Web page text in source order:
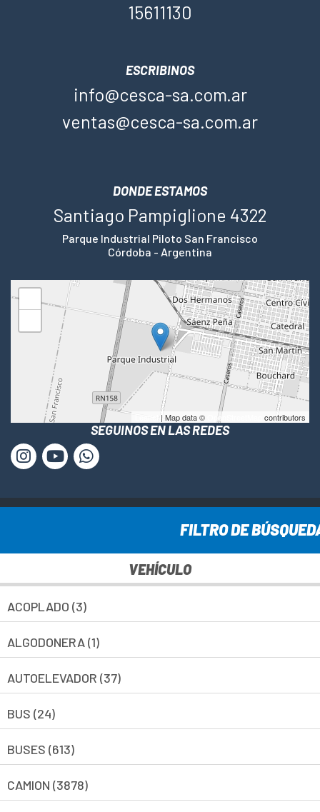
FILTRO DE
VEHÍCULO
ACOPLADO (3)
ALGODONERA (1)
AUTOELEVADOR (37)
BUS (24)
BUSES (613)
CAMION (3878)
15611130
ESCRIBINOS
info@cesca-sa.com.ar
ventas@cesca-sa.com.ar
DONDE ESTAMOS
Santiago Pampiglione 4322
Parque Industrial Piloto San Francisco
Córdoba - Argentina
| Map data © OpenStreetMap contributors
SEGUINOS EN LAS REDES